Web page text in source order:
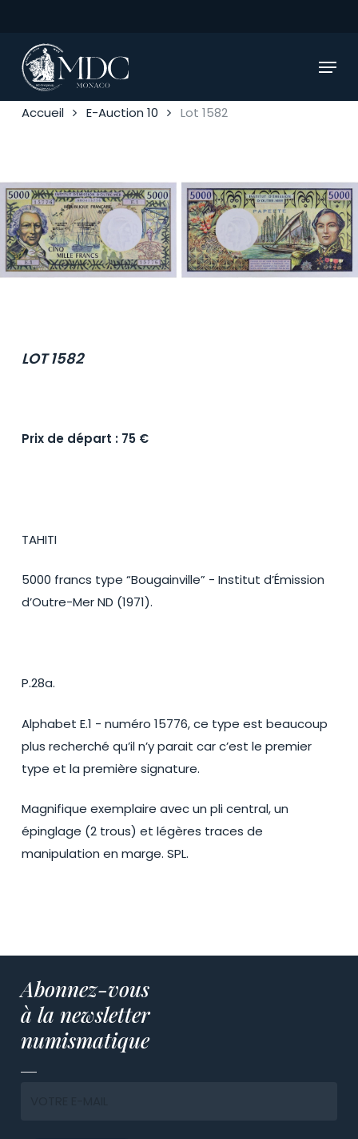
main
content
Menu
Accueil E-Auction 10 Lot 1582
LOT 1582
Prix de départ : 75 €
TAHITI
5000 francs type “Bougainville” - Institut d’Émission
d’Outre-Mer ND (1971).
P.28a.
Alphabet E.1 - numéro 15776, ce type est beaucoup
plus recherché qu’il n’y parait car c’est le premier
type et la première signature.
Magnifique exemplaire avec un pli central, un
épinglage (2 trous) et légères traces de
manipulation en marge. SPL.
Abonnez-vous
à la newsletter
numismatique